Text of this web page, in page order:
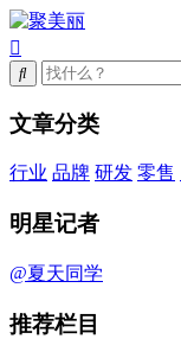
文章分类
行业 品牌 研发 零售
明星记者
@夏天同学
推荐栏目